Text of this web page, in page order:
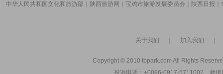
中华人民共和国文化和旅游部 陕西旅游网 宝鸡市旅游发展委员会 陕西日报
关于我们 加入我们
Copyright © 2010 tbpark.com All Rights
投诉电话：+0086-0917-5711002 救